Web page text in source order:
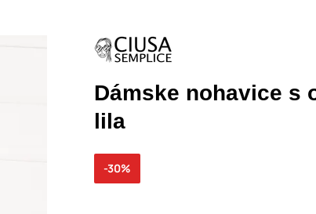
Dámske nohavice s
lila
-30%